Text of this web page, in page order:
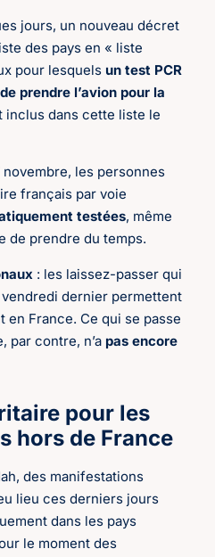
jours, un nouveau décret
des pays en « liste
pour lesquels un test PCR
prendre l’avion pour la
inclus dans cette liste le
les personnes
français par voie
testées, même
de prendre du temps.
: les laissez-passer qui
dernier permettent
France. Ce qui se passe
par contre, n’a pas encore
pour les
hors de France
des manifestations
lieu ces derniers jours
dans les pays
le moment des